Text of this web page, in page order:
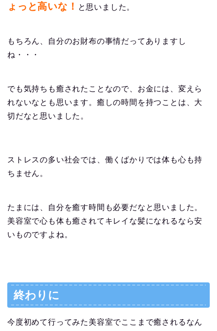
ょっと高いな！
と思いました。
もちろん、自分のお財布の事情だってありますし
ね・・・
でも気持ちも癒されたことなので、お金には、変えら
れないなとも思います。癒しの時間を持つことは、大
切だなと思いました。
ストレスの多い社会では、働くばかりでは体も心も持
ちません。
たまには、 自分を癒す時間も必要だなと思いました。
美容室で心も体も癒されてキレイな髪になれるなら安
いものですよね。
終わりに
今度初めて行ってみた美容室でここまで癒されるなん